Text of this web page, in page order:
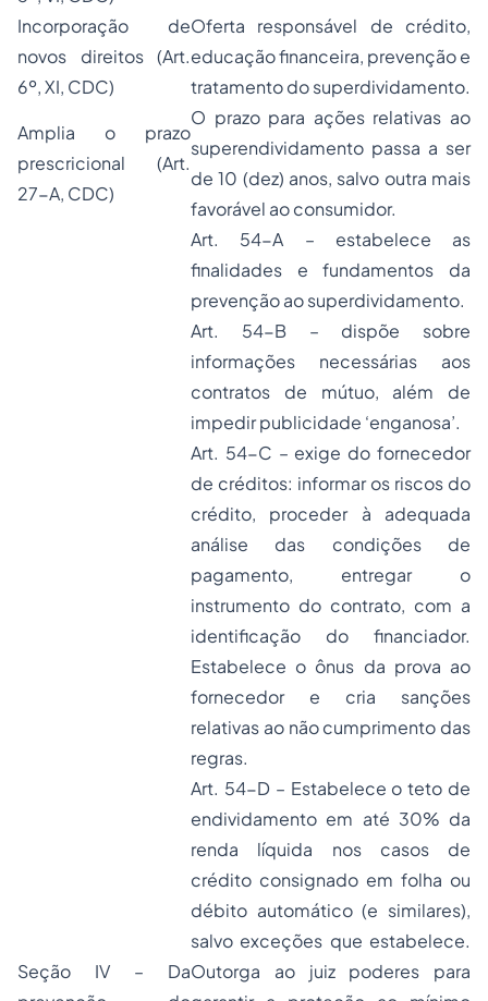
Incorporação de
novos direitos (Art.
6º, XI, CDC)
Oferta responsável de crédito,
educaçãofinanceira, prevenção e
tratamento do superdividamento.
Amplia o prazo
prescricional (Art.
27-A, CDC)
O prazo para ações relativas ao
superendividamento passa a ser
de 10 (dez) anos, salvo outra mais
favorável ao consumidor.
Seção IV – Da
Art. 54-A – estabelece as
finalidades e fundamentos da
prevenção ao superdividamento.
Art. 54-B – dispõe sobre
informações necessárias aos
contratos de mútuo, além de
impedir publicidade ‘enganosa’.
Art. 54-C – exige do fornecedor
de créditos: informar os riscos do
crédito, proceder à adequada
análise das condições de
pagamento, entregar o
instrumento do contrato, com a
identificação do financiador.
Estabelece o ônus da prova ao
fornecedor e cria sanções
relativas ao não cumprimento das
regras.
Art. 54-D – Estabelece o teto de
endividamento em até 30% da
renda líquida nos casos de
crédito consignado em folha ou
débito automático (e similares),
salvo exceções que estabelece.
Outorga ao juiz poderes para